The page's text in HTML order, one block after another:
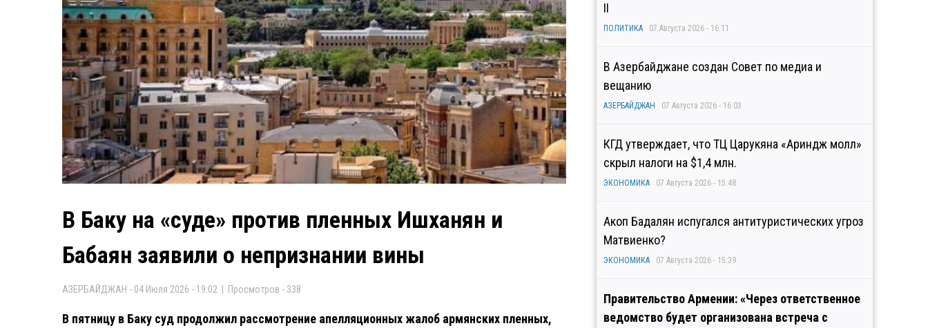
В Баку на «суде» против пленных Ишханян и
Бабаян заявили о непризнании вины
АЗЕРБАЙДЖАН - 04 Июля 2026 - 19:02 | Просмотров - 338
В пятницу в Баку суд продолжил рассмотрение апелляционных жалоб армянских пленных,
II
ПОЛИТИКА 07 Августа 2026 - 16:11
В Азербайджане создан Совет по медиа и
вещанию
АЗЕРБАЙДЖАН 07 Августа 2026 - 16:03
КГД утверждает, что ТЦ Царукяна «Ариндж молл»
скрыл налоги на $1,4 млн.
ЭКОНОМИКА 07 Августа 2026 - 15:48
Акоп Бадалян испугался антитуристических угроз
Матвиенко?
ЭКОНОМИКА 07 Августа 2026 - 15:39
Правительство Армении: «Через ответственное
ведомство будет организована встреча с